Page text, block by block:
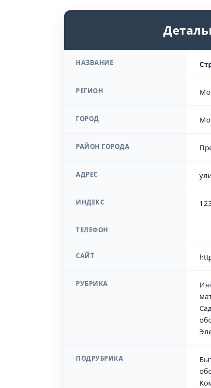
НАЗВАНИЕ
РЕГИОН
ГОРОД
РАЙОН ГОРОДА
АДРЕС
ИНДЕКС
ТЕЛЕФОН
САЙТ
РУБРИКА
ПОДРУБРИКА